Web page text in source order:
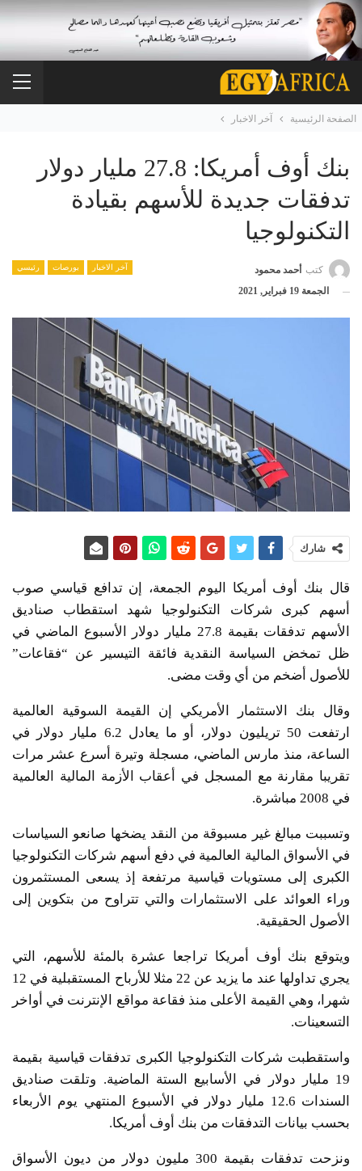
الصفحة الرئيسية آخر الاخبار
بنك أوف أمريكا: 27.8 مليار دولار
تدفقات جديدة للأسهم بقيادة
التكنولوجيا
آخر الاخبار بورصات رئيسي كتب
أحمد محمود
الجمعة 19 فبراير, 2021
شارك
قال بنك أوف أمريكا اليوم الجمعة، إن تدافع قياسي صوب
أسهم كبرى شركات التكنولوجيا شهد استقطاب صناديق
الأسهم تدفقات بقيمة 27.8 مليار دولار الأسبوع الماضي في
ظل تمخض السياسة النقدية فائقة التيسير عن “فقاعات”
للأصول أضخم من أي وقت مضى.
وقال بنك الاستثمار الأمريكي إن القيمة السوقية العالمية
ارتفعت 50 تريليون دولار، أو ما يعادل 6.2 مليار دولار في
الساعة، منذ مارس الماضي، مسجلة وتيرة أسرع عشر مرات
تقريبا مقارنة مع المسجل في أعقاب الأزمة المالية العالمية
في 2008 مباشرة.
وتسببت مبالغ غير مسبوقة من النقد يضخها صانعو السياسات
في الأسواق المالية العالمية في دفع أسهم شركات التكنولوجيا
الكبرى إلى مستويات قياسية مرتفعة إذ يسعى المستثمرون
وراء العوائد على الاستثمارات والتي تتراوح من بتكوين إلى
الأصول الحقيقية.
ويتوقع بنك أوف أمريكا تراجعا عشرة بالمئة للأسهم، التي
يجري تداولها عند ما يزيد عن 22 مثلا للأرباح المستقبلية في 12
شهرا، وهي القيمة الأعلى منذ فقاعة مواقع الإنترنت في أواخر
التسعينات.
واستقطبت شركات التكنولوجيا الكبرى تدفقات قياسية بقيمة
19 مليار دولار في الأسابيع الستة الماضية. وتلقت صناديق
السندات 12.6 مليار دولار في الأسبوع المنتهي يوم الأربعاء
بحسب بيانات التدفقات من بنك أوف أمريكا.
ونزحت تدفقات بقيمة 300 مليون دولار من ديون الأسواق